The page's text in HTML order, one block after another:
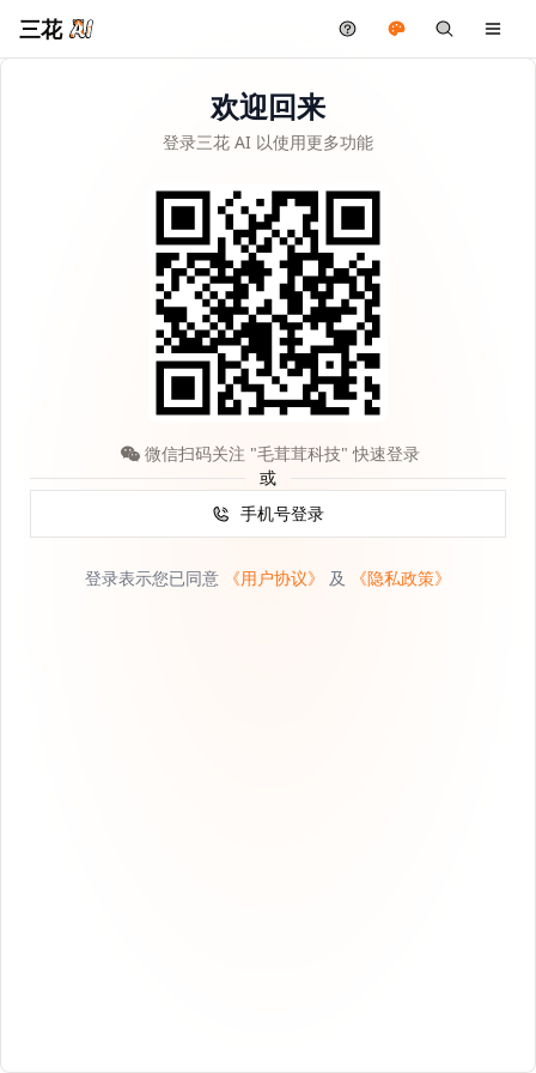
三花
欢迎回来
登录三花 AI 以使用更多功能
手机号登录
或
微信扫码关注 "毛茸茸科技" 快速登录
登录表示您已同意 《用户协议》 及 《隐私政策》